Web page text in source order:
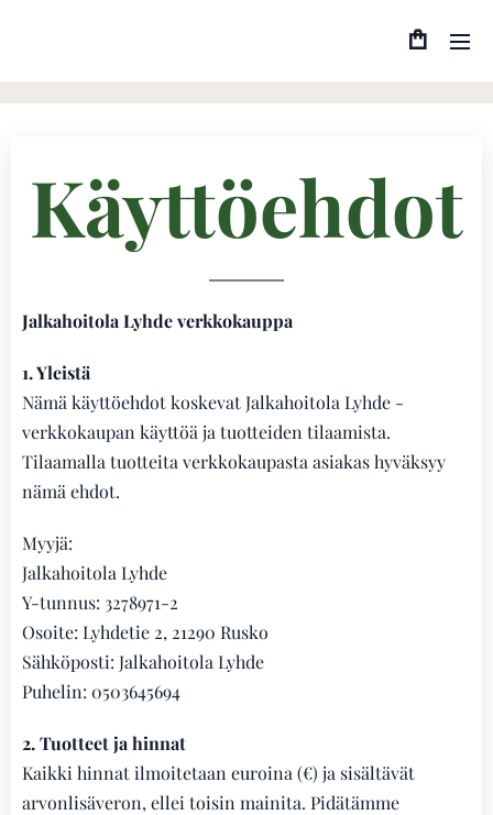
Käyttöehdot
Jalkahoitola Lyhde verkkokauppa
1. Yleistä
Nämä käyttöehdot koskevat Jalkahoitola Lyhde -
verkkokaupan käyttöä ja tuotteiden tilaamista.
Tilaamalla tuotteita verkkokaupasta asiakas hyväksyy
nämä ehdot.
Myyjä:
Jalkahoitola Lyhde
Y-tunnus: 3278971-2
Osoite: Lyhdetie 2, 21290 Rusko
Sähköposti: Jalkahoitola Lyhde
Puhelin: 0503645694
2. Tuotteet ja hinnat
Kaikki hinnat ilmoitetaan euroina (€) ja sisältävät
arvonlisäveron, ellei toisin mainita. Pidätämme